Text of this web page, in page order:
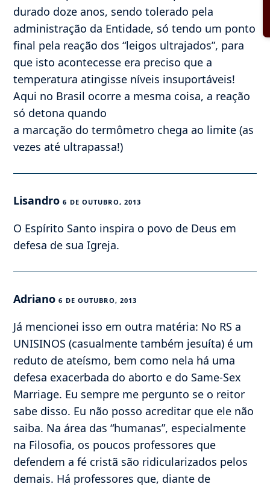
durado doze anos, sendo tolerado pela
administração da Entidade, só tendo um ponto
final pela reação dos “leigos ultrajados”, para
que isto acontecesse era preciso que a
temperatura atingisse níveis insuportáveis!
Aqui no Brasil ocorre a mesma coisa, a reação
só detona quando
a marcação do termômetro chega ao limite (as
vezes até ultrapassa!)
Lisandro6 DE OUTUBRO, 2013
O Espírito Santo inspira o povo de Deus em
defesa de sua Igreja.
Adriano6 DE OUTUBRO, 2013
Já mencionei isso em outra matéria: No RS a
UNISINOS (casualmente também jesuíta) é um
reduto de ateísmo, bem como nela há uma
defesa exacerbada do aborto e do Same-Sex
Marriage. Eu sempre me pergunto se o reitor
sabe disso. Eu não posso acreditar que ele não
saiba. Na área das “humanas”, especialmente
na Filosofia, os poucos professores que
defendem a fé cristã são ridicularizados pelos
demais. Há professores que, diante de